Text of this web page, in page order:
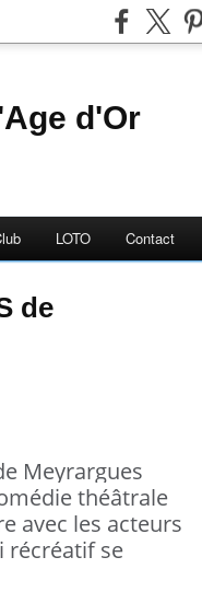
d'Or
LOTO Contact
de
Meyrargues
théâtrale
avec les acteurs
récréatif se